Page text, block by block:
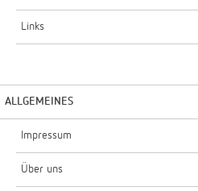
Links
ALLGEMEINES
Impressum
Über uns